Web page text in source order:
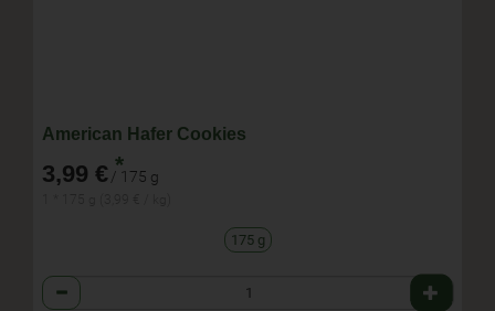
American Hafer Cookies
3,99 € *
/ 175 g
175 g
Anzahl